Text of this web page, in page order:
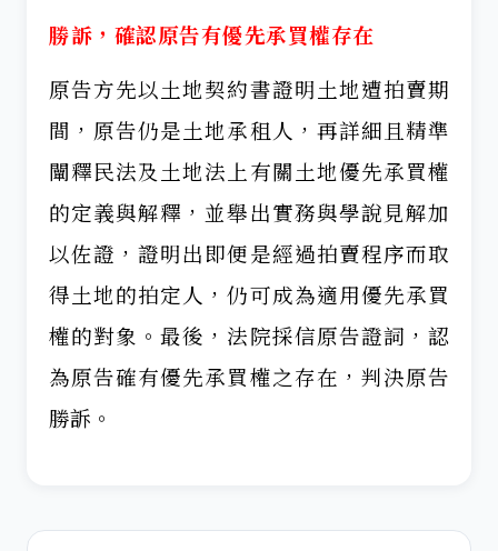
勝訴，確認原告有優先承買權存在
原告方先以土地契約書證明土地遭拍賣期
間，原告仍是土地承租人，再詳細且精準
闡釋民法及土地法上有關土地優先承買權
的定義與解釋，並舉出實務與學說見解加
以佐證，證明出即便是經過拍賣程序而取
得土地的拍定人，仍可成為適用優先承買
權的對象。最後，法院採信原告證詞，認
為原告確有優先承買權之存在，判決原告
勝訴。